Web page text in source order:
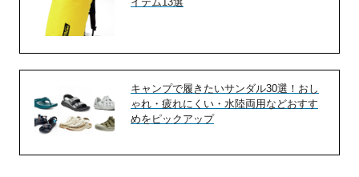
キャンプで履きたいサンダル30選！おし
ゃれ・疲れにくい・水陸両用などおすす
めをピックアップ